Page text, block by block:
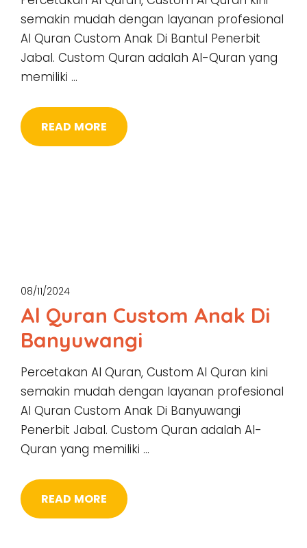
semakin mudah dengan layanan profesional
Al Quran Custom Anak Di Bantul Penerbit
Jabal. Custom Quran adalah Al-Quran yang
memiliki …
READ MORE
08/11/2024
Al Quran Custom Anak Di
Banyuwangi
Percetakan Al Quran, Custom Al Quran kini
semakin mudah dengan layanan profesional
Al Quran Custom Anak Di Banyuwangi
Penerbit Jabal. Custom Quran adalah Al-
Quran yang memiliki …
READ MORE